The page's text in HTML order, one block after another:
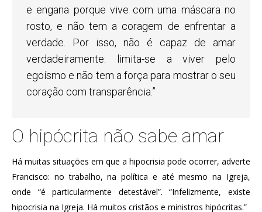
e engana porque vive com uma máscara no
rosto, e não tem a coragem de enfrentar a
verdade. Por isso, não é capaz de amar
verdadeiramente: limita-se a viver pelo
egoísmo e não tem a força para mostrar o seu
coração com transparência.”
O hipócrita não sabe amar
Há muitas situações em que a hipocrisia pode ocorrer, adverte
Francisco: no trabalho, na política e até mesmo na Igreja,
onde “é particularmente detestável”. “Infelizmente, existe
hipocrisia na Igreja. Há muitos cristãos e ministros hipócritas.”